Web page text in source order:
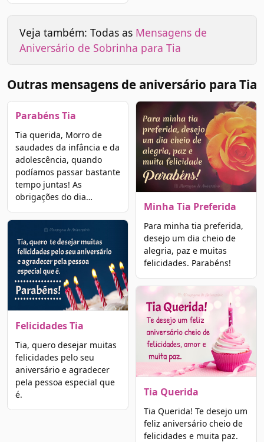
Veja também: Todas as Mensagens de
Aniversário de Sobrinha para Tia
Outras mensagens de aniversário para Tia
Parabéns Tia
Tia querida, Morro de
saudades da infância e da
adolescência, quando
podíamos passar bastante
tempo juntas! As
obrigações do dia…
Felicidades Tia
Tia, quero desejar muitas
felicidades pelo seu
aniversário e agradecer
pela pessoa especial que
é.
Minha Tia Preferida
Para minha tia preferida,
desejo um dia cheio de
alegria, paz e muitas
felicidades. Parabéns!
Tia Querida
Tia Querida! Te desejo um
feliz aniversário cheio de
felicidades e muita paz.